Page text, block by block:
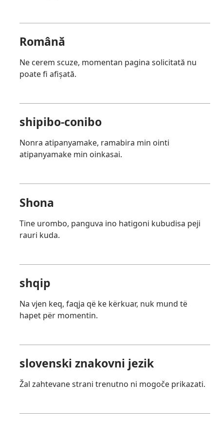
Română
Ne cerem scuze, momentan pagina solicitată nu
poate fi afișată.
shipibo-conibo
Nonra atipanyamake, ramabira min ointi
atipanyamake min oinkasai.
Shona
Tine urombo, panguva ino hatigoni kubudisa peji
rauri kuda.
shqip
Na vjen keq, faqja që ke kërkuar, nuk mund të
hapet për momentin.
slovenski znakovni jezik
Žal zahtevane strani trenutno ni mogoče prikazati.